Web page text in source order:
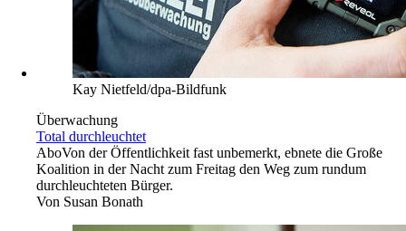
Kay Nietfeld/dpa-Bildfunk
Überwachung
Total durchleuchtet
AboVon der Öffentlichkeit fast unbemerkt, ebnete die Große
Koalition in der Nacht zum Freitag den Weg zum rundum
durchleuchteten Bürger.
Von Susan Bonath